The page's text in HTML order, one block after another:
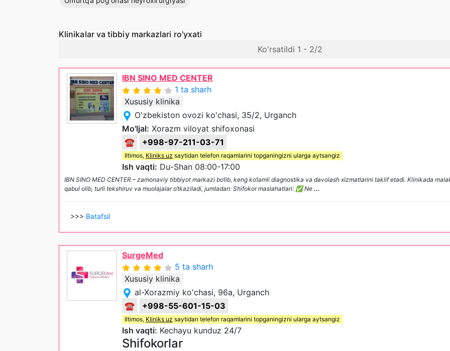
Klinikalar va tibbiy markazlari ro'yxati
Ko'rsatildi 1 - 2/2
IBN SINO MED CENTER
1 ta sharh
Xususiy klinika
O'zbekiston ovozi ko'chasi, 35/2, Urganch
Mo'ljal: Xorazm viloyat shifoxonasi
☎
+998-97-211-03-71
Iltimos, Kliniks uz saytidan telefon raqamlarini topganingizni ularga aytsangiz
Ish vaqti: Du-Shan 08:00-17:00
IBN SINO MED CENTER – zamonaviy tibbiyot markazi bo‘lib, keng ko‘lamli diagnostika va davolash xizmatlarini taklif etadi. Klinikada
qabul olib, turli tekshiruv va muolajalar o‘tkaziladi, jumladan: Shifokor maslahatlari: ✅ Ne ...
>>> Batafsil
SurgeMed
5 ta sharh
Xususiy klinika
al-Xorazmiy ko'chasi, 96a, Urganch
☎
+998-55-601-15-03
Iltimos, Kliniks uz saytidan telefon raqamlarini topganingizni ularga aytsangiz
Ish vaqti: Kechayu kunduz 24/7
Shifokorlar